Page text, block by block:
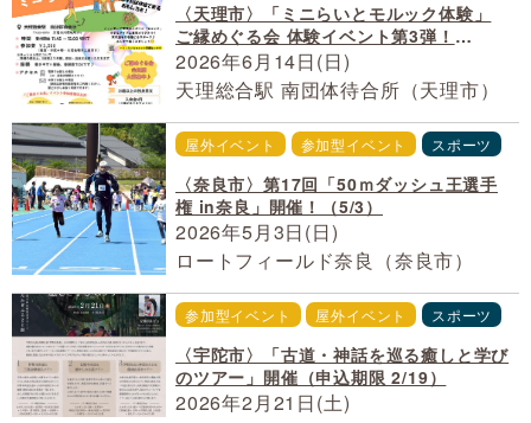
〈天理市〉「ミニらいとモルック体験」
ご縁めぐる会 体験イベント第3弾！
（6/14）
2026年6月14日(日)
天理総合駅 南団体待合所（天理市）
屋外イベント 参加型イベント スポーツ
〈奈良市〉第17回「50ｍダッシュ王選手
権 in奈良」開催！（5/3）
2026年5月3日(日)
ロートフィールド奈良（奈良市）
参加型イベント 屋外イベント スポーツ
〈宇陀市〉「古道・神話を巡る癒しと学び
のツアー」開催（申込期限 2/19）
2026年2月21日(土)